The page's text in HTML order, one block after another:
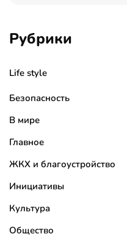
Рубрики
Life style
Безопасность
В мире
Главное
ЖКХ и благоустройство
Инициативы
Культура
Общество